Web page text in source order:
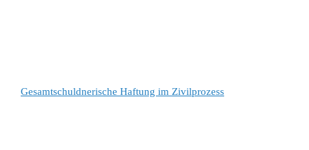
Gesamtschuldnerische Haftung im Zivilprozess